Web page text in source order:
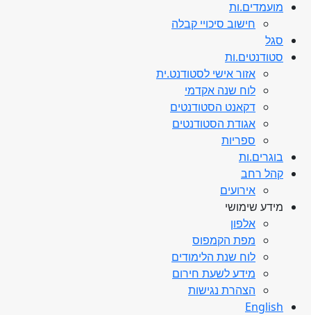
מועמדים.ות
חישוב סיכויי קבלה
סגל
סטודנטים.ות
אזור אישי לסטודנט.ית
לוח שנה אקדמי
דקאנט הסטודנטים
אגודת הסטודנטים
ספריות
בוגרים.ות
קהל רחב
אירועים
מידע שימושי
אלפון
מפת הקמפוס
לוח שנת הלימודים
מידע לשעת חירום
הצהרת נגישות
English